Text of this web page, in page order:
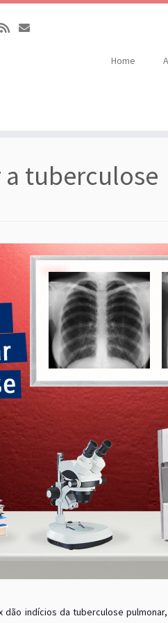
Home
a tuberculose
indícios da tuberculose